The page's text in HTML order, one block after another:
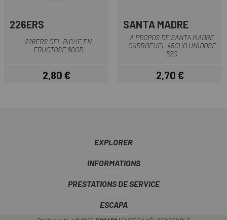
226ERS
226ERS GEL RICHE EN
FRUCTOSE 80GR
Prix
2,80 €
SANTA MADRE
À PROPOS DE SANTA MADRE
CARBOFUEL 45CHO UNIDOSE
52G
Prix
2,70 €
EXPLORER
INFORMATIONS
PRESTATIONS DE SERVICE
ESCAPA